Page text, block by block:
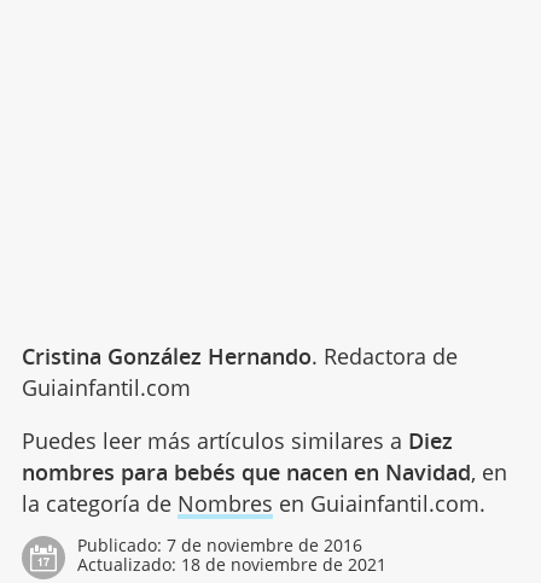
Cristina González Hernando. Redactora de
Guiainfantil.com
Puedes leer más artículos similares a Diez
nombres para bebés que nacen en Navidad, en
la categoría de Nombres en Guiainfantil.com.
Publicado: 7 de noviembre de 2016
Actualizado: 18 de noviembre de 2021